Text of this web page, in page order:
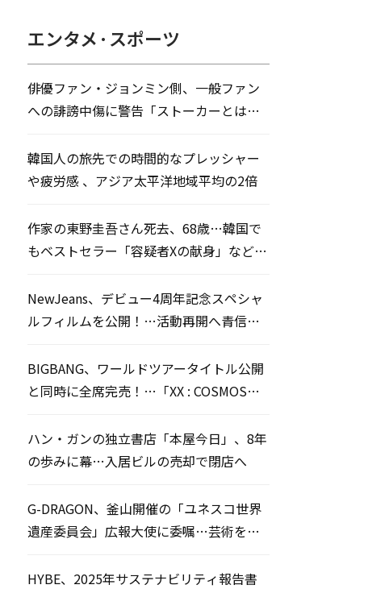
エンタメ·スポーツ
俳優ファン・ジョンミン側、一般ファン
への誹謗中傷に警告「ストーカーとは無
韓国人の旅先での時間的なプレッシャー
や疲労感 、アジア太平洋地域平均の2倍
作家の東野圭吾さん死去、68歳…韓国で
もベストセラー「容疑者Xの献身」など多
NewJeans、デビュー4周年記念スペシャ
ルフィルムを公開！…活動再開へ青信号
BIGBANG、ワールドツアータイトル公開
と同時に全席完売！…「XX : COSMOS」
ハン・ガンの独立書店「本屋今日」、8年
の歩みに幕…入居ビルの売却で閉店へ
G-DRAGON、釜山開催の「ユネスコ世界
遺産委員会」広報大使に委嘱…芸術を通
HYBE、2025年サステナビリティ報告書